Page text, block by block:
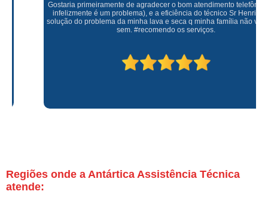
Gostaria primeiramente de agradecer o bom atendimento telefônico (q hj
infelizmente é um problema), e a eficiência do técnico Sr Henrique na
solução do problema da minha lava e seca q minha família não vive mais
sem. #recomendo os serviços.
Regiões onde a Antártica Assistência Técnica
atende: